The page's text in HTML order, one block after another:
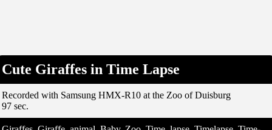
Cute Giraffes in Time Lapse
Recorded with Samsung HMX-R10 at the Zoo of Duisburg
97 sec.